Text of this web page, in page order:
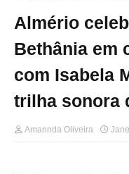
Almério
Bethânia em
com Isabela
trilha sonora
Amannda Oliveira